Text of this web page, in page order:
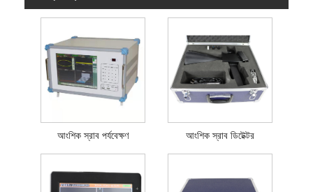
আংশিক স্রাব পর্যবেক্ষণ আংশিক স্রাব ডিটেক্টর